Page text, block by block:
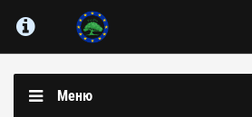
Меню